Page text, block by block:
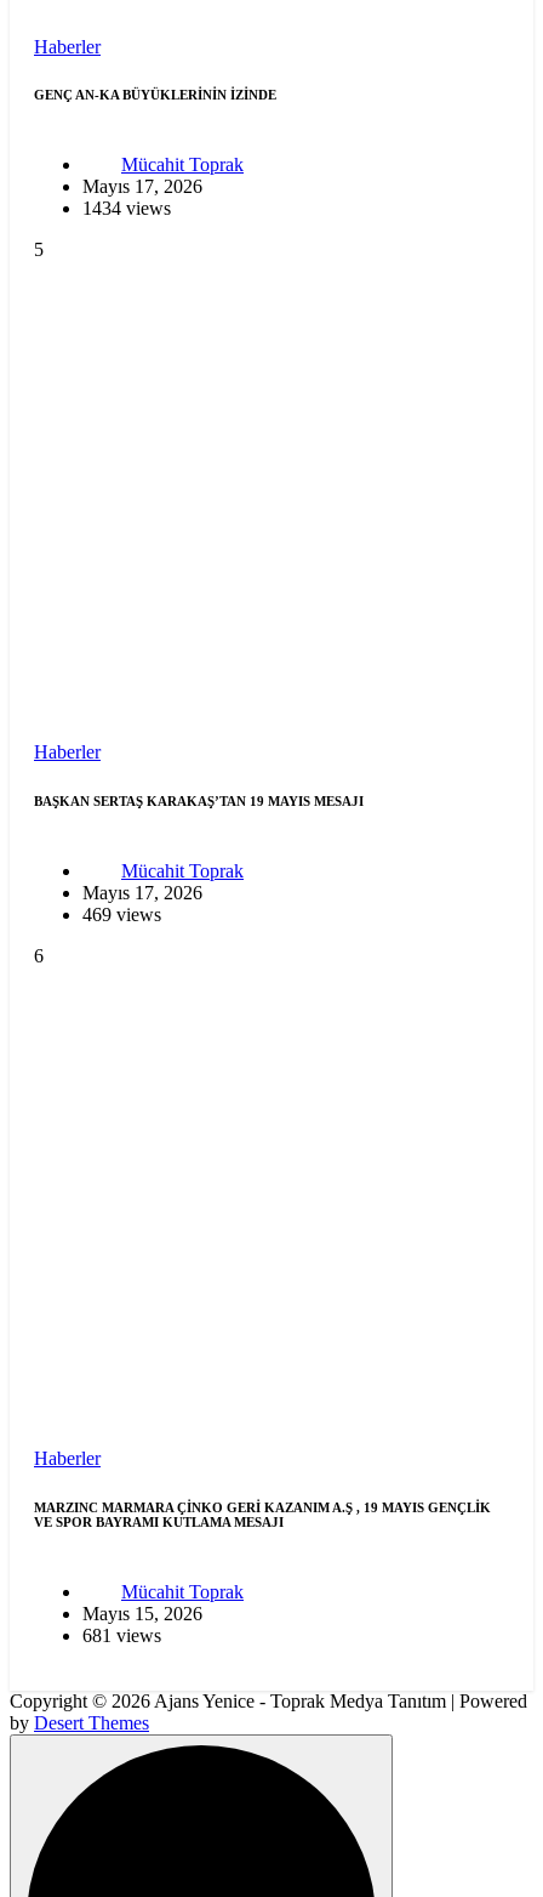
Haberler
GENÇ AN-KA BÜYÜKLERİNİN İZİNDE
Mücahit Toprak
Mayıs 17, 2026
1434 views
5
Haberler
BAŞKAN SERTAŞ KARAKAŞ’TAN 19 MAYIS MESAJI
Mücahit Toprak
Mayıs 17, 2026
469 views
6
Haberler
MARZINC MARMARA ÇİNKO GERİ KAZANIM A.Ş , 19 MAYIS GENÇLİK
VE SPOR BAYRAMI KUTLAMA MESAJI
Mücahit Toprak
Mayıs 15, 2026
681 views
Copyright © 2026 Ajans Yenice - Toprak Medya Tanıtım | Powered
by Desert Themes